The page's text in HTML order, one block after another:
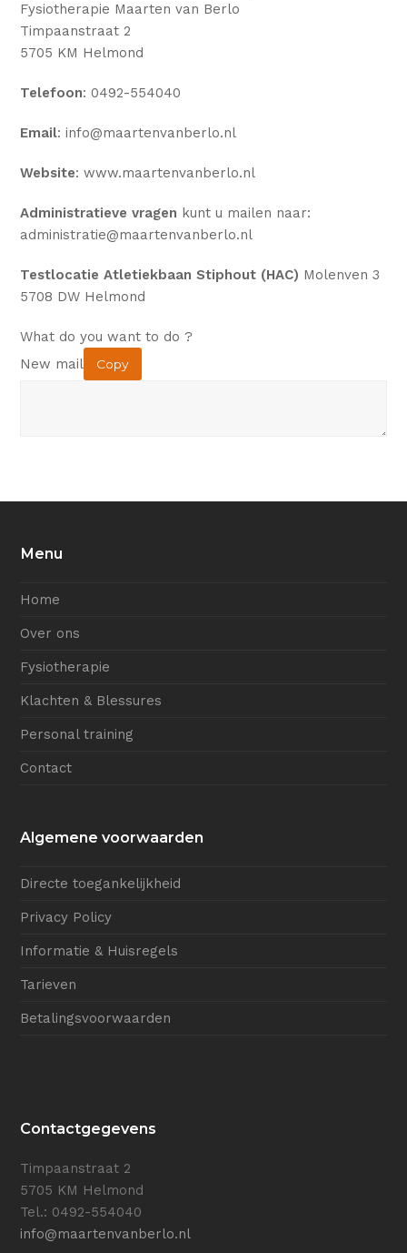
Fysiotherapie Maarten van Berlo
Timpaanstraat 2
5705 KM Helmond
Telefoon: 0492-554040
Email: info@maartenvanberlo.nl
Website: www.maartenvanberlo.nl
Administratieve vragen kunt u mailen naar:
administratie@maartenvanberlo.nl
Testlocatie Atletiekbaan Stiphout (HAC) Molenven 3
5708 DW Helmond
What do you want to do ?
New mail
Copy
Menu
Home
Over ons
Fysiotherapie
Klachten & Blessures
Personal training
Contact
Algemene voorwaarden
Directe toegankelijkheid
Privacy Policy
Informatie & Huisregels
Tarieven
Betalingsvoorwaarden
Contactgegevens
Timpaanstraat 2
5705 KM Helmond
Tel.: 0492-554040
info@maartenvanberlo.nl